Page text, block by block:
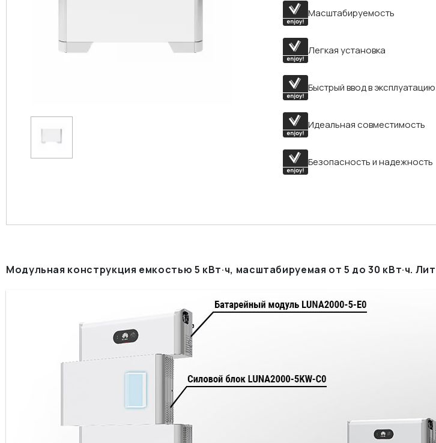
Масштабируемость
Легкая установка
Быстрый ввод в эксплуатацию
Идеальная совместимость
Безопасность и надежность
Модульная конструкция емкостью 5 кВт·ч, масштабируемая от 5 до 30 кВт·ч.